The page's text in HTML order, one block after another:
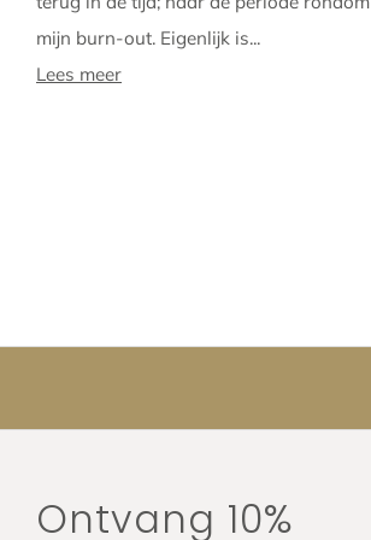
mijn burn-out. Eigenlijk is...
Lees meer
Ontvang 10%